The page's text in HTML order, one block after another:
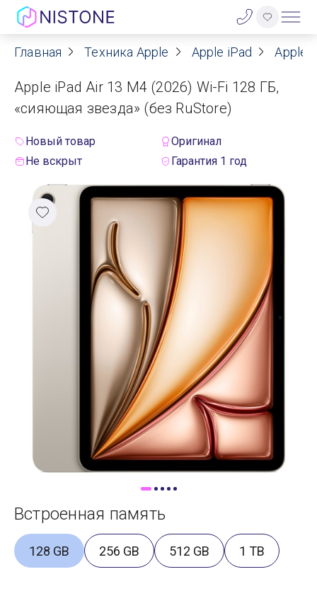
Акции
О нас
Договор оферты
Реквизиты
Контакты
Гарантия
Самовывоз
Trade-In
Главная Техника Apple Apple iPad Apple
Apple iPad Air 13 M4 (2026) Wi-Fi 128 ГБ,
«сияющая звезда» (без RuStore)
Новый товар
Оригинал
Не вскрыт
Гарантия 1 год
Встроенная память
128 GB 256 GB 512 GB 1 TB